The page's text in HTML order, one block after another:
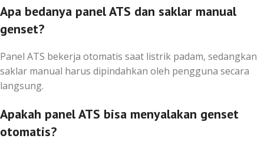
Apa bedanya panel ATS dan saklar manual
genset?
Panel ATS bekerja otomatis saat listrik padam, sedangkan
saklar manual harus dipindahkan oleh pengguna secara
langsung.
Apakah panel ATS bisa menyalakan genset
otomatis?